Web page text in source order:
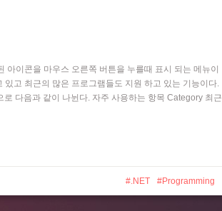
이콘을 마우스 오른쪽 버튼을 누를때 표시 되는 메뉴이
고 최근의 많은 프로그램들도 지원 하고 있는 기능이다.
다음과 같이 나뉜다. 자주 사용하는 항목 Category 최근
.NET Programming